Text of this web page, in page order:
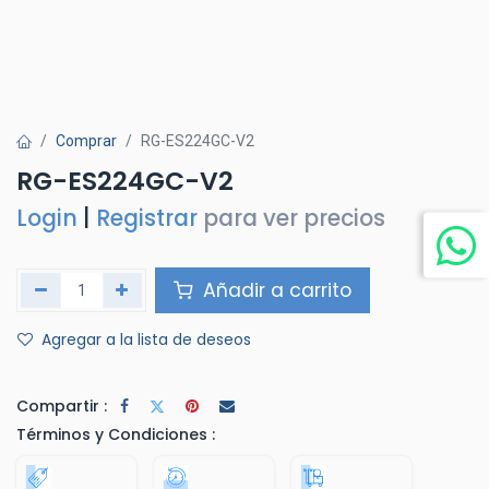
Comprar RG-ES224GC-V2
RG-ES224GC-V2
Login Registrar para ver precios
Añadir a carrito
Agregar a la lista de deseos
Compartir :
Términos y Condiciones :